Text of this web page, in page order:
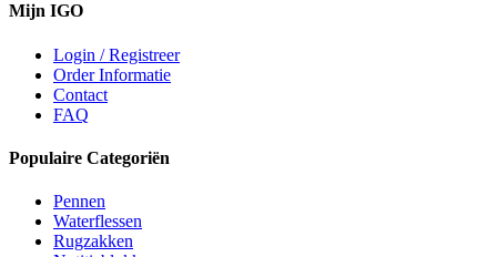
Mijn IGO
Login / Registreer
Order Informatie
Contact
FAQ
Populaire Categoriën
Pennen
Waterflessen
Rugzakken